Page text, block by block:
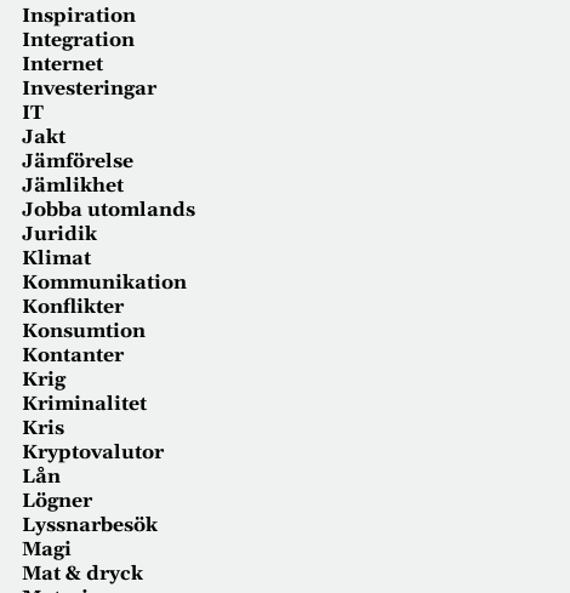
Inspiration
Integration
Internet
Investeringar
IT
Jakt
Jämförelse
Jämlikhet
Jobba utomlands
Juridik
Klimat
Kommunikation
Konflikter
Konsumtion
Kontanter
Krig
Kriminalitet
Kris
Kryptovalutor
Lån
Lögner
Lyssnarbesök
Magi
Mat & dryck